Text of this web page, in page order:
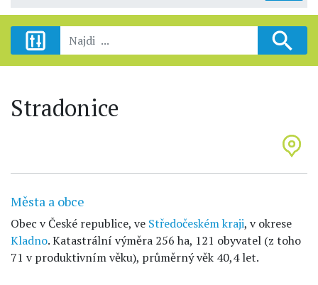
Stradonice
Města a obce
Obec v České republice, ve Středočeském kraji, v okrese
Kladno. Katastrální výměra 256 ha, 121 obyvatel (z toho
71 v produktivním věku), průměrný věk 40,4 let.